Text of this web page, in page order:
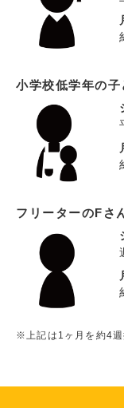
小学校低学年の
フリーターのFさ
※上記は1ヶ月を約4週